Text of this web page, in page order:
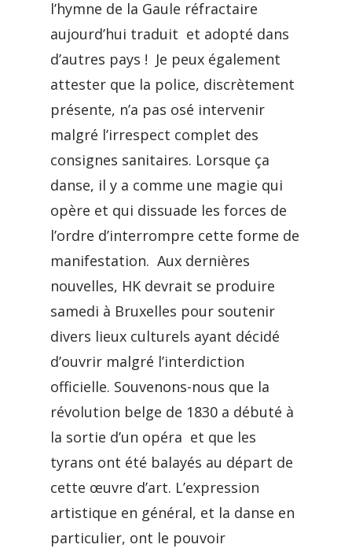
l’hymne de la Gaule réfractaire
aujourd’hui traduit et adopté dans
d’autres pays ! Je peux également
attester que la police, discrètement
présente, n’a pas osé intervenir
malgré l’irrespect complet des
consignes sanitaires. Lorsque ça
danse, il y a comme une magie qui
opère et qui dissuade les forces de
l’ordre d’interrompre cette forme de
manifestation. Aux dernières
nouvelles, HK devrait se produire
samedi à Bruxelles pour soutenir
divers lieux culturels ayant décidé
d’ouvrir malgré l’interdiction
officielle. Souvenons-nous que la
révolution belge de 1830 a débuté à
la sortie d’un opéra et que les
tyrans ont été balayés au départ de
cette œuvre d’art. L’expression
artistique en général, et la danse en
particulier, ont le pouvoir